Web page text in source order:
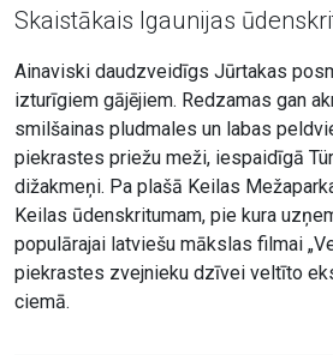
Skaistākais Igaunijas
Ainaviski daudzveidīgs Jūrtakas
izturīgiem gājējiem. Redzamas gan
smilšainas pludmales un labas
piekrastes priežu meži, iespaidīgā
dižakmeņi. Pa plašā Keilas
Keilas ūdenskritumam, pie kura
populārajai latviešu mākslas filmai
piekrastes zvejnieku dzīvei veltīto
ciemā.